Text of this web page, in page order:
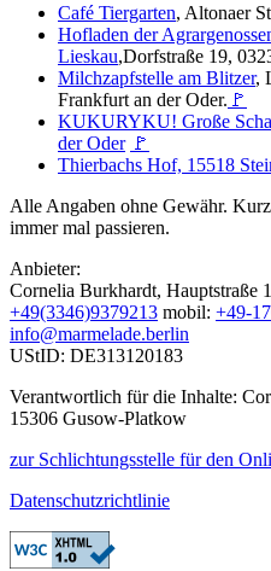
Café Tiergarten, Altonaer
Hofladen der
Lieskau,Dorfstraße 19,
Milchzapfstelle am Blitzer,
Frankfurt an der Oder. 🚩
KUKURYKU! Große
der Oder 🚩
Thierbachs Hof, 15518
Alle Angaben ohne Gewähr.
immer mal passieren.
Anbieter:
Cornelia Burkhardt, Hauptstraße
+49(3346)9379213 mobil: +49-
info@marmelade.berlin
UStID: DE313120183
Verantwortlich für die Inhalte:
15306 Gusow-Platkow
zur Schlichtungsstelle für den
Datenschutzrichtlinie